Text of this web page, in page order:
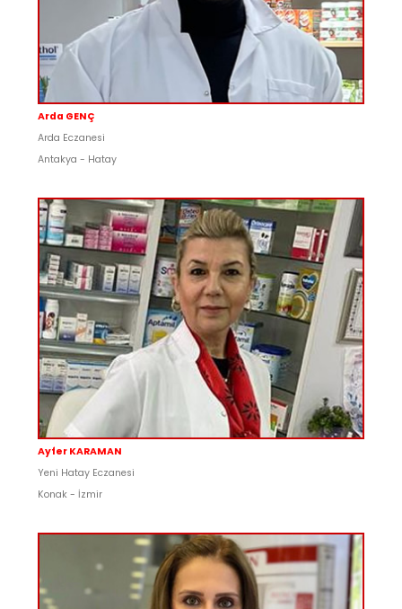
Arda GENÇ
Arda Eczanesi
Antakya - Hatay
Ayfer KARAMAN
Yeni Hatay Eczanesi
Konak - İzmir